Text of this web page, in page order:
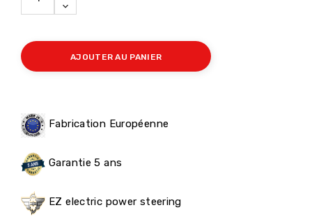
AJOUTER AU PANIER
Fabrication Européenne
Garantie 5 ans
EZ electric power steering